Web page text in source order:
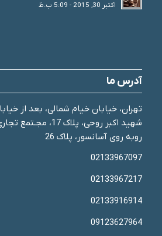
اکتبر 30, 2015 - 5:09 ب.ظ
آدرس ما
تهران، خیابان خیام شمالی، بعد از
شهید اکبر روحی، پلاک
روبه روی آسانسور، پلاک 26
02133967097
02133967217
02133916914
09123627964